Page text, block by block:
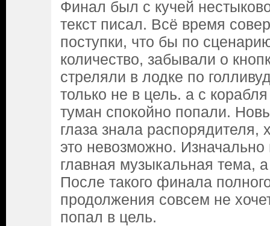
Финал был с кучей
текст писал. Всё время
поступки, что бы по
количество, забывали о
стреляли в лодке по
только не в цель. а с
туман спокойно попали.
глаза знала распорядителя,
это невозможно. Изначально
главная музыкальная тема,
После такого финала
продолжения совсем не
попал в цель.